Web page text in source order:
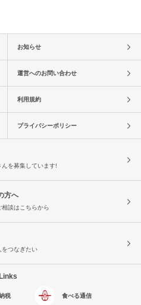
お知らせ
運営へのお問い合わせ
利用規約
プライバシーポリシー
を募集しています!
方へ
談はこちらから
をつなぎたい
Links
税 食べる通信